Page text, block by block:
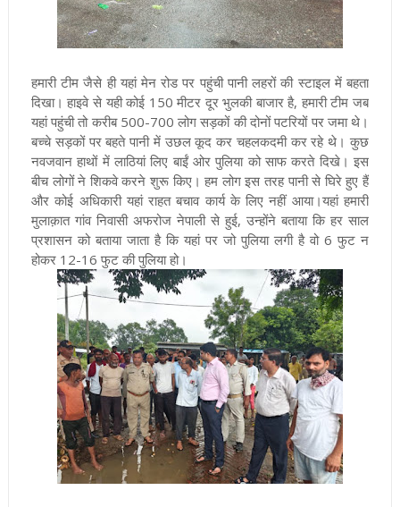
हमारी टीम जैसे ही यहां मेन रोड पर पहुंची पानी लहरों की स्टाइल में बहता
दिखा। हाइवे से यही कोई 150 मीटर दूर भुलकी बाजार है, हमारी टीम जब
यहां पहुंची तो करीब 500-700 लोग सड़कों की दोनों पटरियों पर जमा थे।
बच्चे सड़कों पर बहते पानी में उछल कूद कर चहलकदमी कर रहे थे। कुछ
नवजवान हाथों में लाठियां लिए बाईं ओर पुलिया को साफ करते दिखे। इस
बीच लोगों ने शिकवे करने शुरू किए। हम लोग इस तरह पानी से घिरे हुए हैं
और कोई अधिकारी यहां राहत बचाव कार्य के लिए नहीं आया।यहां हमारी
मुलाक़ात गांव निवासी अफरोज नेपाली से हुई, उन्होंने बताया कि हर साल
प्रशासन को बताया जाता है कि यहां पर जो पुलिया लगी है वो 6 फुट न
होकर 12-16 फुट की पुलिया हो।